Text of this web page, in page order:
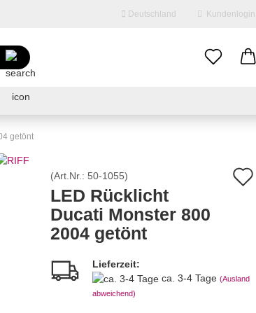
Deutschland Kundenlogin
Konto erstellen
Passwort vergessen?
z.B.
Kawasaki
Z
1000
getönt
(Art.Nr.: 50-1055)
LED Rücklicht
Ducati Monster 800
2004 getönt
Lieferzeit:
ca. 3-4 Tage (Ausland
abweichend)